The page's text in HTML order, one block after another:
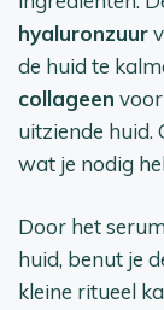
hyaluronzuur
de huid te
collageen
uitziende huid.
wat je nodig
Door het
huid, benut je
kleine ritueel